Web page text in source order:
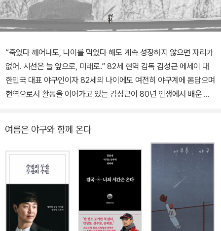
“죽었다 깨어나도, 나이를 먹었다 해도 계속 성장하지 않으면 자리가
없어. 시선은 늘 앞으로, 미래로.” 82세 현역 감독 김성근 에세이 대
한민국 대표 야구인이자 82세의 나이에도 여전히 야구계에 몸담으며
현역으로서 활동을 이어가고 있는 김성근이 80년 인생에서 배운 깨
이 없다고, 자신은 아직 야구를 모른다고. 스무 살의 어린 나이에 혈혈
단신 가족 한 명 없이 혼자 조국으로 돌아왔지만 ‘쪽발이’라는 조롱을
들어야 했던 재일교포, 꽃피우기도 전에 부상으로 이른 나이에 마운
드에서 내려와야 했던 비운의 투수, 꼴찌만 거듭하던 약팀의 감
독……. 이른 나이에 지도자 인생을 시작했지만 우승을 거머쥐기까지
는 무려 25년을 벼려내야 했다. 그런 스스로의 인생을 돌아보며 김성
근은 ‘거북이 인간’이었다고 회고한다. 토끼들처럼 재주를 타고나지
여름은 야구와 함께 온다